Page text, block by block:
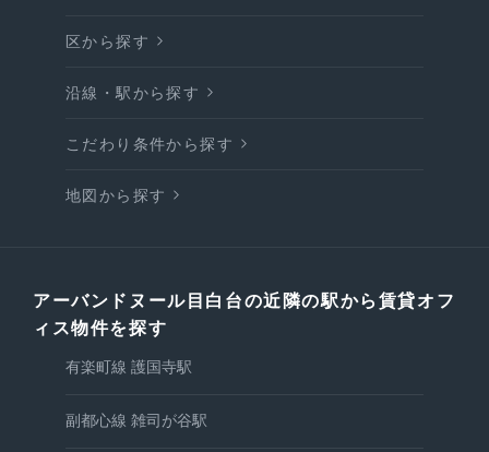
区から探す
沿線・駅から探す
こだわり条件から探す
地図から探す
アーバンドヌール目白台の近隣の駅から賃貸オフ
ィス物件を探す
有楽町線 護国寺駅
副都心線 雑司が谷駅